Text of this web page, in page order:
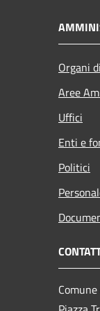
Organi
Aree
Uffici
Enti e
Politici